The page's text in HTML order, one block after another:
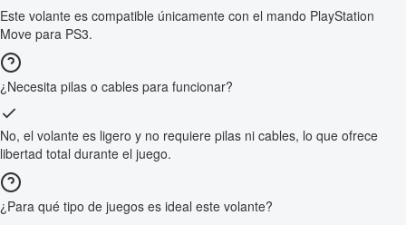
Este volante es compatible únicamente con el mando PlayStation
Move para PS3.
¿Necesita pilas o cables para funcionar?
No, el volante es ligero y no requiere pilas ni cables, lo que ofrece
libertad total durante el juego.
¿Para qué tipo de juegos es ideal este volante?